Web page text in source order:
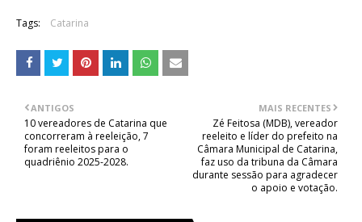
Tags: Catarina
MAIS RECENTES
Zé Feitosa (MDB), vereador
reeleito e líder do prefeito na
Câmara Municipal de Catarina,
faz uso da tribuna da Câmara
durante sessão para agradecer
o apoio e votação.
ANTIGOS
10 vereadores de Catarina que
concorreram à reeleição, 7
foram reeleitos para o
quadriênio 2025-2028.